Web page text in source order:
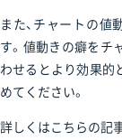
また、チャートの
す。値動きの癖をチ
わせるとより効果的
めてください。
詳しくはこちらの記